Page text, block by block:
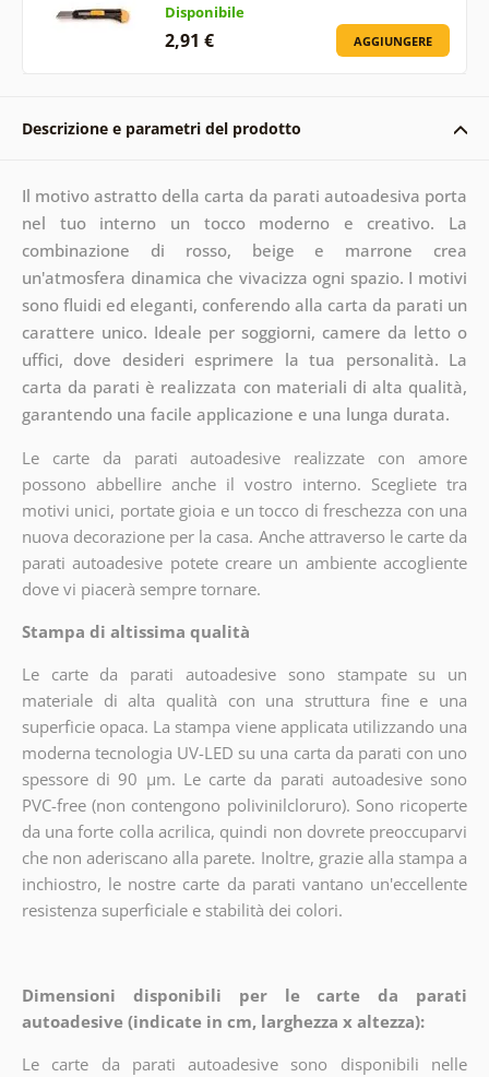
Disponibile
2,91 € AGGIUNGERE
Descrizione e parametri del prodotto
Il motivo astratto della carta da parati autoadesiva porta
nel tuo interno un tocco moderno e creativo. La
combinazione di rosso, beige e marrone crea
un'atmosfera dinamica che vivacizza ogni spazio. I motivi
sono fluidi ed eleganti, conferendo alla carta da parati un
carattere unico. Ideale per soggiorni, camere da letto o
uffici, dove desideri esprimere la tua personalità. La
carta da parati è realizzata con materiali di alta qualità,
garantendo una facile applicazione e una lunga durata.
Le carte da parati autoadesive realizzate con amore
possono abbellire anche il vostro interno. Scegliete tra
motivi unici, portate gioia e un tocco di freschezza con una
nuova decorazione per la casa. Anche attraverso le carte da
parati autoadesive potete creare un ambiente accogliente
dove vi piacerà sempre tornare.
Stampa di altissima qualità
Le carte da parati autoadesive sono stampate su un
materiale di alta qualità con una struttura fine e una
superficie opaca. La stampa viene applicata utilizzando una
moderna tecnologia UV-LED su una carta da parati con uno
spessore di 90 µm. Le carte da parati autoadesive sono
PVC-free (non contengono polivinilcloruro). Sono ricoperte
da una forte colla acrilica, quindi non dovrete preoccuparvi
che non aderiscano alla parete. Inoltre, grazie alla stampa a
inchiostro, le nostre carte da parati vantano un'eccellente
resistenza superficiale e stabilità dei colori.
Dimensioni disponibili per le carte da parati
autoadesive (indicate in cm, larghezza x altezza):
Le carte da parati autoadesive sono disponibili nelle